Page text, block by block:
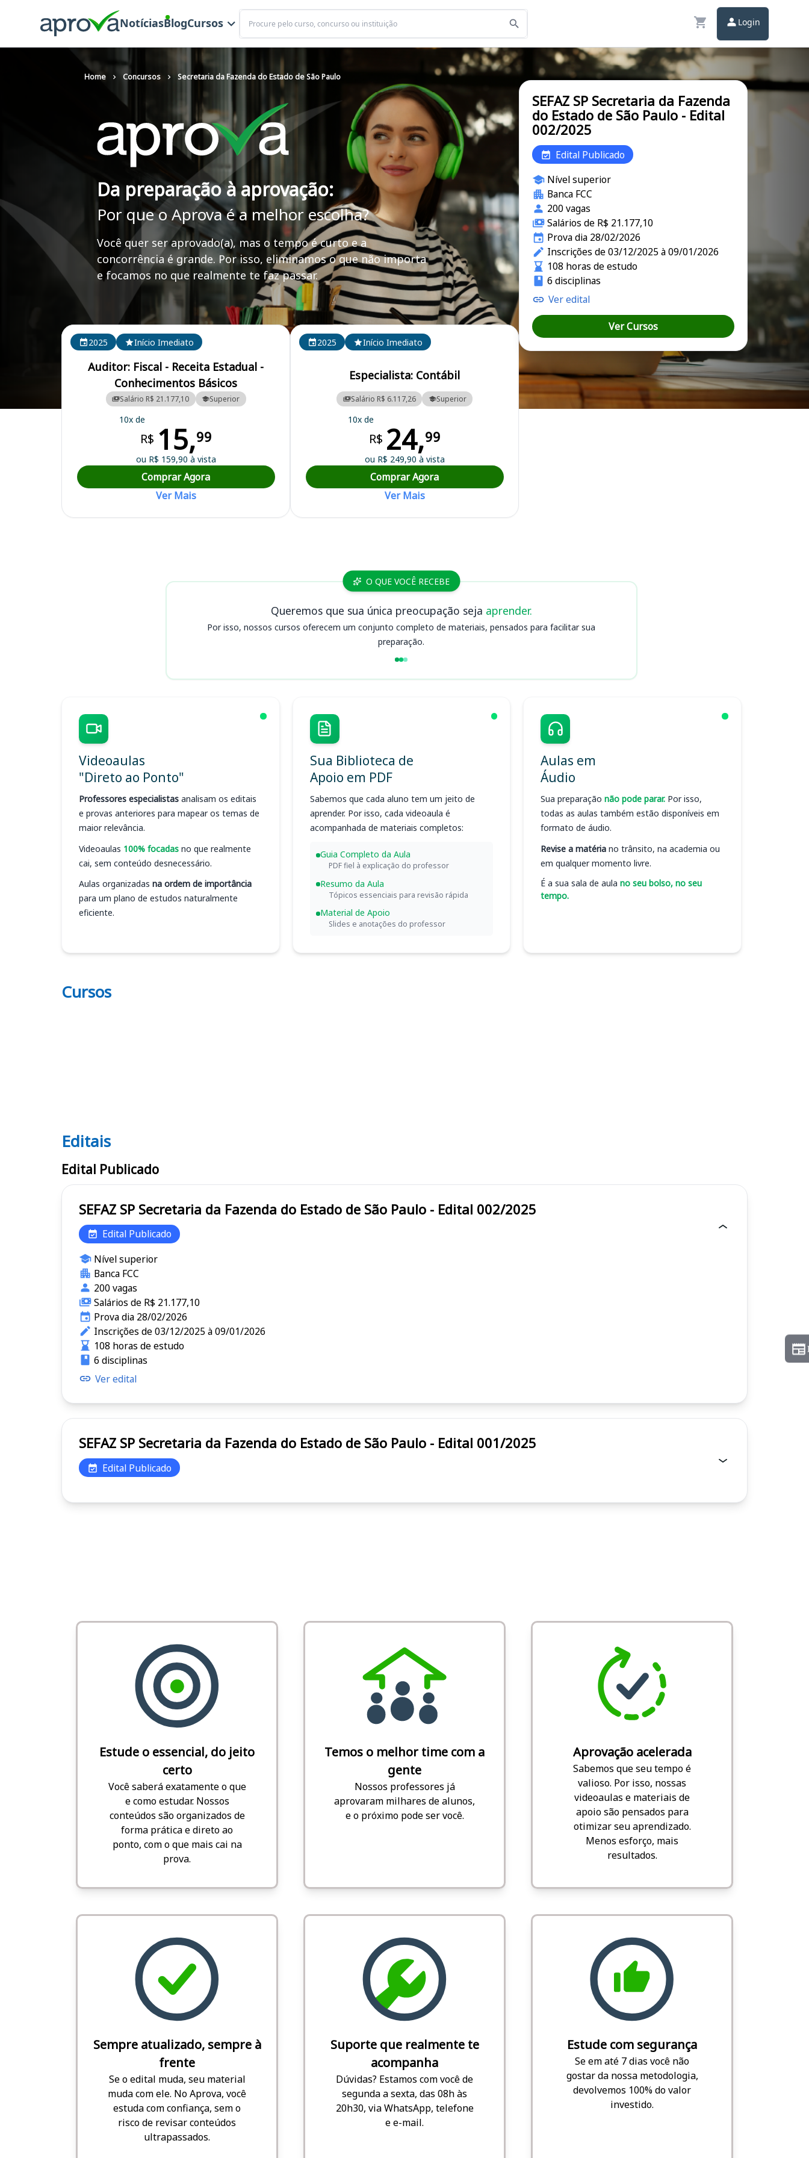
NotíciasBlogCursos
Buscar
Login
Home Concursos Secretaria da Fazenda do Estado de São Paulo
Da preparação à aprovação:
Por que o Aprova é a melhor escolha?
Você quer ser aprovado(a), mas o tempo é curto e a
concorrência é grande. Por isso, eliminamos o que não importa
e focamos no que realmente te faz passar.
Curso Preparatório para o Concurso SEFAZ SP - Secretaria da Fazenda do Estado de São Paulo
Cursos em destaque para passar no concurso SEFAZ SP
2025
Início Imediato
Auditor: Fiscal - Receita Estadual -
Conhecimentos Básicos
Salário R$ 21.177,10 Superior
10x de
R$ 15,99
ou R$ 159,90 à vista
Comprar Agora
Ver Mais
2025 Início Imediato
Especialista: Contábil
Salário R$ 6.117,26 Superior
10x de
R$ 24,99
ou R$ 249,90 à vista
Comprar Agora
Ver Mais
SEFAZ SP Secretaria da Fazenda
do Estado de São Paulo - Edital
002/2025
Edital Publicado
Nível superior
Banca FCC
200 vagas
Salários de R$ 21.177,10
Prova dia 28/02/2026
Inscrições de 03/12/2025 à 09/01/2026
108 horas de estudo
6 disciplinas
Ver edital
Ver Cursos
Cursos SEFAZ SP O QUE VOCÊ RECEBE
Queremos que sua única preocupação seja aprender.
Por isso, nossos cursos oferecem um conjunto completo de materiais, pensados para facilitar sua
preparação.
Videoaulas
"Direto ao Ponto"
Professores especialistas analisam os editais
e provas anteriores para mapear os temas de
maior relevância.
Videoaulas 100% focadas no que realmente
cai, sem conteúdo desnecessário.
Aulas organizadas na ordem de importância
para um plano de estudos naturalmente
eficiente.
Sua Biblioteca de
Apoio em PDF
Sabemos que cada aluno tem um jeito de
aprender. Por isso, cada videoaula é
acompanhada de materiais completos:
Guia Completo da Aula
PDF fiel à explicação do professor
Resumo da Aula
Tópicos essenciais para revisão rápida
Material de Apoio
Slides e anotações do professor
Aulas em
Áudio
Sua preparação não pode parar. Por isso,
todas as aulas também estão disponíveis em
formato de áudio.
Revise a matéria no trânsito, na academia ou
em qualquer momento livre.
É a sua sala de aula no seu bolso, no seu
tempo.
Cursos
Editais SEFAZ SP
Editais
Edital Publicado
SEFAZ SP Secretaria da Fazenda do Estado de São Paulo - Edital 002/2025
Edital Publicado
Nível superior
Banca FCC
200 vagas
Salários de R$ 21.177,10
Prova dia 28/02/2026
Inscrições de 03/12/2025 à 09/01/2026
108 horas de estudo
6 disciplinas
Ver edital
SEFAZ SP Secretaria da Fazenda do Estado de São Paulo - Edital 001/2025
Edital Publicado
Estude o essencial, do jeito
certo
Você saberá exatamente o que
e como estudar. Nossos
conteúdos são organizados de
forma prática e direto ao
ponto, com o que mais cai na
prova.
Temos o melhor time com a
gente
Nossos professores já
aprovaram milhares de alunos,
e o próximo pode ser você.
Aprovação acelerada
Sabemos que seu tempo é
valioso. Por isso, nossas
videoaulas e materiais de
apoio são pensados para
otimizar seu aprendizado.
Menos esforço, mais
resultados.
Sempre atualizado, sempre à
frente
Se o edital muda, seu material
muda com ele. No Aprova, você
estuda com confiança, sem o
risco de revisar conteúdos
ultrapassados.
Suporte que realmente te
acompanha
Dúvidas? Estamos com você de
segunda a sexta, das 08h às
20h30, via WhatsApp, telefone
e e-mail.
Estude com segurança
Se em até 7 dias você não
gostar da nossa metodologia,
devolvemos 100% do valor
investido.